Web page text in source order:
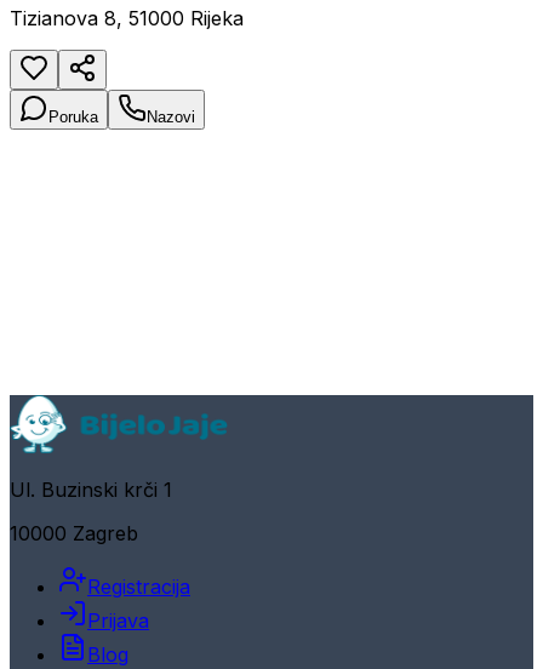
Tizianova 8, 51000 Rijeka
Poruka Nazovi
Ul. Buzinski krči 1
10000 Zagreb
Registracija
Prijava
Blog